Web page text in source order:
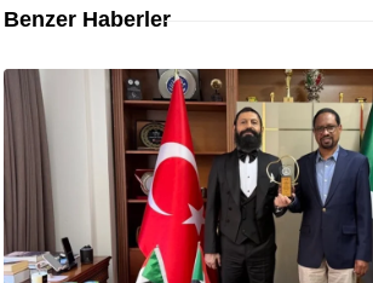
Benzer Haberler